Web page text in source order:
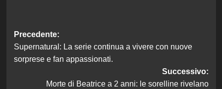
Navigazione
articolo
Precedente:
Supernatural: La serie continua a vivere con nuove
sorprese e fan appassionati.
Successivo:
Morte di Beatrice a 2 anni: le sorelline rivelano